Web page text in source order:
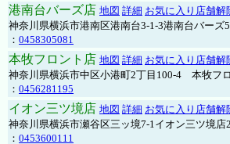
港南台バーズ店 地図 詳細 お気に入り店舗解
神奈川県横浜市港南区港南台3-1-3港南台バーズ
： 0458305081
本牧フロント店 地図 詳細 お気に入り店舗解
神奈川県横浜市中区小港町2丁目100-4 本牧フ
： 0456281195
イオン三ツ境店 地図 詳細 お気に入り店舗解
神奈川県横浜市瀬谷区三ッ境7-1イオン三ツ境店
： 0453600111